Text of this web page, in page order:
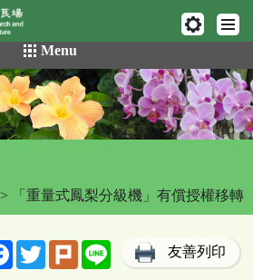
Menu
> 「重量式鳳梨分級機」有償授權移轉
FacebookTwitterPlurk Line 友善列印